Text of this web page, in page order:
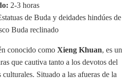
2-3 horas
de Buda y deidades hindúes de
Buda reclinado
conocido como Xieng Khuan, es un
que cautiva tanto a los devotos del
Situado a las afueras de la